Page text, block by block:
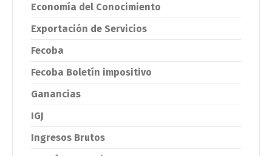
Economía del Conocimiento
Exportación de Servicios
Fecoba
Fecoba Boletín impositivo
Ganancias
IGJ
Ingresos Brutos